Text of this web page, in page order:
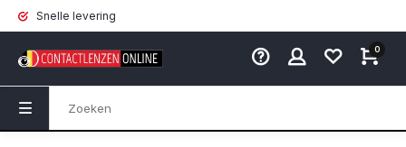
Snelle levering
0